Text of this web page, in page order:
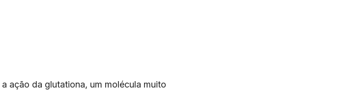
ação da glutationa, um molécula muito